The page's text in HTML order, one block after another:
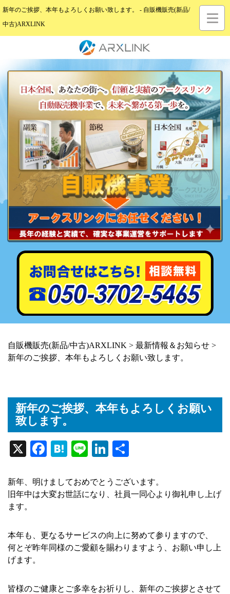
新年のご挨拶、本年もよろしくお願い致します。 - 自販機販売(新品/
中古)ARXLINK
自販機販売(新品/中古)ARXLINK > 最新情報＆お知らせ >
新年のご挨拶、本年もよろしくお願い致します。
新年のご挨拶、本年もよろしくお願い
致します。
X
Fa
bo
ok
H
en
a
Li
Li
ed
In
新年、明けましておめでとうございます。
旧年中は大変お世話になり、社員一同心より御礼申し上げ
ます。
本年も、更なるサービスの向上に努めて参りますので、
何とぞ昨年同様のご愛顧を賜わりますよう、お願い申し上
げます。
皆様のご健康とご多幸をお祈りし、新年のご挨拶とさせて